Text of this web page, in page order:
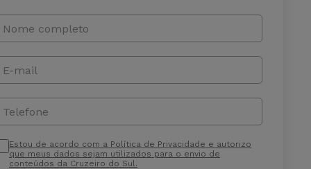
Nome completo
E-mail
Telefone
Estou de acordo com a Política de Privacidade e autorizo
que meus dados sejam utilizados para o envio de
conteúdos da Cruzeiro do Sul.